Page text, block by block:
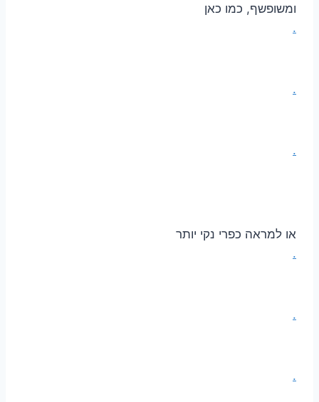
ומשופשף, כמו כאן
.
.
.
או למראה כפרי נקי יותר
.
.
.